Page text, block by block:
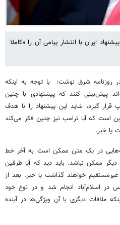
ایران با انتشار پیامی آن را «کاملا
روزنامه شرق نوشت: ‌با توجه به اینکه
پیش‌بینی کنند که پیشنهادی با چنین
قرار گیرد، شاید این پیشنهاد را با هدف
است که آیا ترامپ نیز چنین فکر می‌کند
یا خیر.
در یک متن ممکن است به آخر خط
ممکن نباشد. باید دید که آیا طرفین
غیرمستقیم خواهند گذاشت یا خیر. بعد از
در اسلام‌آباد انجام شد و در نوع خود
ملاقات دیگری با آن ویژگی‌ها در آینده